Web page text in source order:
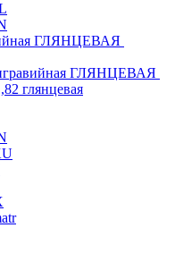
ГЛЯНЦЕВАЯ
ГЛЯНЦЕВАЯ
глянцевая